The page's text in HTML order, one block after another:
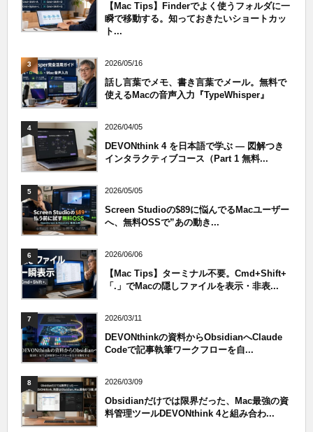
【Mac Tips】Finderでよく使うフォルダに一
瞬で移動する。知っておきたいショートカッ
ト...
3 2026/05/16
話し言葉でメモ、書き言葉でメール。無料で
使えるMacの音声入力『TypeWhisper』
4 2026/04/05
DEVONthink 4 を日本語で学ぶ — 図解つき
インタラクティブコース（Part 1 無料...
5 2026/05/05
Screen Studioの$89に悩んでるMacユーザー
へ、無料OSSで”あの動き...
6 2026/06/06
【Mac Tips】ターミナル不要。Cmd+Shift+
「.」でMacの隠しファイルを表示・非表...
7 2026/03/11
DEVONthinkの資料からObsidianへClaude
Codeで記事執筆ワークフローを自...
8 2026/03/09
Obsidianだけでは限界だった、Mac最強の資
料管理ツールDEVONthink 4と組み合わ...